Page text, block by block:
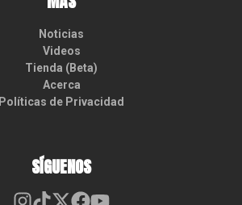
Noticias
Videos
Tienda (Beta)
Acerca
Políticas de Privacidad
SÍGUENOS